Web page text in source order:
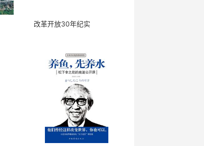
改革开放30年纪实